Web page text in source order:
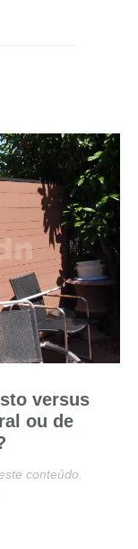
versus
ou de
conteúdo.